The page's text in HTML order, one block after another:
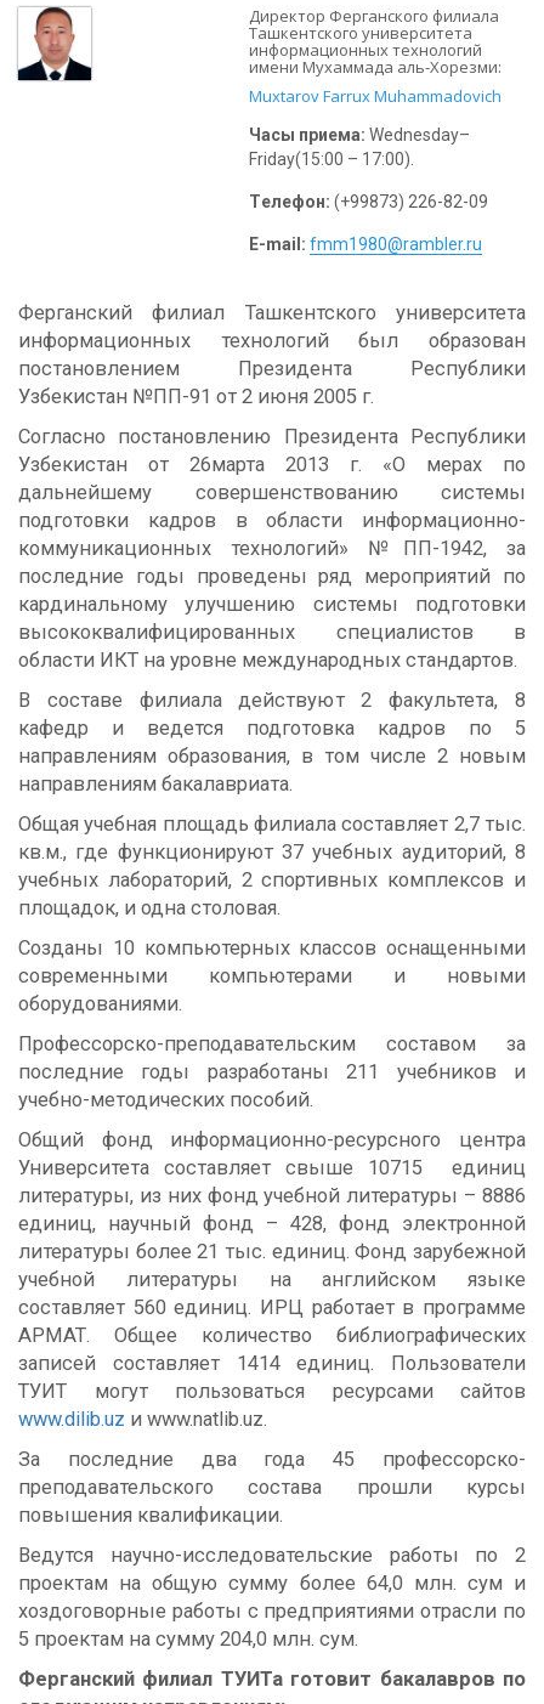
Директор Ферганского филиала
Ташкентского университета
информационных технологий
имени Мухаммада аль-Хорезми:
Muxtarov Farrux Muhammadovich
Часы приема: Wednesday–
Friday(15:00 – 17:00)
Tелефон: (+99873) 226-82-09
E-mail: fmm1980@rambler.ru
Ферганский филиал Ташкентского университета
информационных технологий был образован
постановлением Президента Республики
Узбекистан №ПП-91 от 2 июня 2005 г.
Согласно постановлению Президента Республики
Узбекистан от 26марта 2013 г. «О мерах по
дальнейшему совершенствованию системы
подготовки кадров в области информационно-
коммуникационных технологий» №ПП-1942, за
последние годы проведены ряд мероприятий по
кардинальному улучшению системы подготовки
высококвалифицированных специалистов в
области ИКТ на уровне международных стандартов.
В составе филиала действуют 2 факультета, 8
кафедр и ведется подготовка кадров по 5
направлениям образования, в том числе 2 новым
направлениям бакалавриата.
Общая учебная площадь филиала составляет 2,7 тыс.
кв.м., где функционируют 37 учебных аудиторий, 8
учебных лабораторий, 2 спортивных комплексов и
площадок, и одна столовая.
Созданы 10 компьютерных классов оснащенными
современными компьютерами и новыми
оборудованиями.
Профессорско-преподавательским составом за
последние годы разработаны 211 учебников и
учебно-методических пособий.
Общий фонд информационно-ресурсного центра
Университета составляет свыше 10715 единиц
литературы, из них фонд учебной литературы – 8886
единиц, научный фонд – 428, фонд электронной
литературы более 21 тыс. единиц. Фонд зарубежной
учебной литературы на английском языке
составляет 560 единиц. ИРЦ работает в программе
АРМАТ. Общее количество библиографических
записей составляет 1414 единиц. Пользователи
ТУИТ могут пользоваться ресурсами сайтов
www.dilib.uz и www.natlib.uz.
За последние два года 45 профессорско-
преподавательского состава прошли курсы
повышения квалификации.
Ведутся научно-исследовательские работы по 2
проектам на общую сумму более 64,0 млн. сум и
хоздоговорные работы с предприятиями отрасли по
5 проектам на сумму 204,0 млн. сум.
Ферганский филиал ТУИТа готовит бакалавров по